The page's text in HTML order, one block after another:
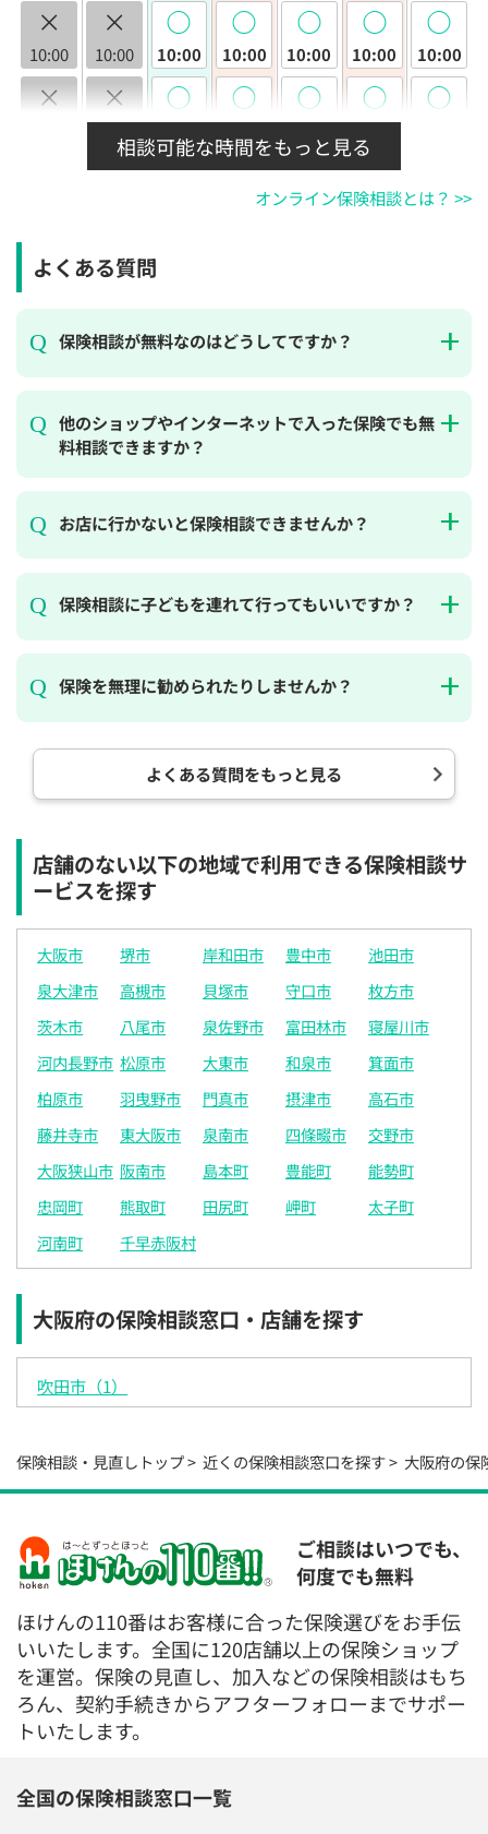
×
10:00
×
11:30
12:00
×
12:30
◯
◯
◯
14:00
◯
15:00
◯
15:30
◯
16:00
◯
16:30
◯
17:00
◯
17:30
◯
18:00
×
10:00
×
10:30
×
11:30
12:00
×
12:30
◯
◯
14:00
◯
15:00
◯
15:30
◯
16:00
◯
16:30
◯
17:00
◯
17:30
◯
18:00
◯
10:00
◯
10:30
◯
12:00
◯
12:30
◯
◯
14:00
◯
◯
15:00
◯
15:30
◯
16:30
17:00
◯
17:30
18:00
◯
10:00
◯
10:30
◯
11:00
12:00
◯
12:30
◯
◯
14:00
◯
◯
15:00
◯
15:30
◯
16:00
◯
16:30
◯
17:00
◯
17:30
◯
◯
10:00
◯
10:30
◯
11:00
12:00
◯
12:30
◯
◯
14:00
◯
◯
15:00
◯
15:30
◯
16:00
◯
16:30
◯
17:00
◯
17:30
◯
◯
10:00
◯
10:30
◯
11:00
◯
12:30
◯
◯
14:00
15:00
◯
15:30
◯
16:00
◯
16:30
◯
17:00
◯
17:30
◯
◯
10:00
◯
11:00
12:00
◯
12:30
◯
◯
14:00
◯
◯
15:00
◯
15:30
◯
16:30
○：予約可 ×：予約不可
：お電話にてお問い合わせください
電話で相談予約
0120-987-110
平日 / 土日祝日 10:00〜17:00（通話無料）
翌営業日のご連絡となります
相談可能な時間をもっと見る
オンライン保険相談とは？ >>
よくある質問
保険相談が無料なのはどうしてですか？
他のショップやインターネットで入った保険でも無
料相談できますか？
お店に行かないと保険相談できませんか？
保険相談に子どもを連れて行ってもいいですか？
保険を無理に勧められたりしませんか？
よくある質問をもっと見る
店舗のない以下の地域で利用できる保険相談サ
ービスを探す
大阪市 堺市 岸和田市 豊中市
池田市
泉大津市
高槻市 貝塚市 守口市
枚方市
茨木市
八尾市 泉佐野市 富田林市
寝屋川市
河内長野市 松原市 大東市 和泉市
箕面市
柏原市
羽曳野市 門真市 摂津市
高石市
藤井寺市
東大阪市 泉南市 四條畷市
交野市
大阪狭山市 阪南市 島本町 豊能町
能勢町
忠岡町
熊取町 田尻町 岬町
太子町
河南町
千早赤阪村
大阪府の保険相談窓口・店舗を探す
吹田市（1）
保険相談・見直しトップ 近くの保険相談窓口を探す 大阪府の保
ご相談はいつでも、
何度でも無料
ほけんの110番はお客様に合った保険選びをお手伝
いいたします。全国に120店舗以上の保険ショップ
を運営。保険の見直し、加入などの保険相談はもち
ろん、契約手続きからアフターフォローまでサポー
トいたします。
全国の保険相談窓口一覧